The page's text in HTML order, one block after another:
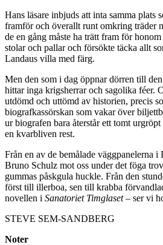
Hans läsare inbjuds att inta samma plats
framför och överallt runt omkring träder
de en gång måste ha trätt fram för
stolar och pallar och försökte täcka allt
Landaus villa med färg.
Men den som i dag öppnar dörren till
hittar inga krigsherrar och sagolika féer.
utdömd och uttömd av historien, precis
biografkassörskan som vakar över
ur biografen bara återstår ett tomt
en kvarbliven rest.
Från en av de bemålade väggpanelerna
Bruno Schulz mot oss under det föga
gummas påskgula huckle. Från den
först till illerboa, sen till krabba
novellen i Sanatoriet Timglaset– ser vi
STEVE SEM-SANDBERG
Noter